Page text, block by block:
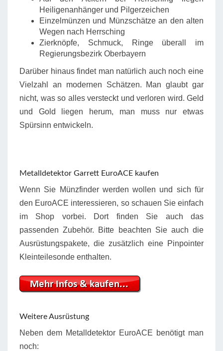
Heiligenanhänger und Pilgerzeichen
Einzelmünzen und Münzschätze an den alten
Wegen nach Herrsching
Zierknöpfe, Schmuck, Ringe überall im
Regierungsbezirk Oberbayern
Darüber hinaus findet man natürlich auch noch eine
Vielzahl an modernen Schätzen. Man glaubt gar
nicht, was so alles versteckt und verloren wird. Geld
und Gold liegen herum, man muss nur etwas
Spürsinn entwickeln.
Metalldetektor Garrett EuroACE kaufen
Wenn Sie Münzfinder werden wollen und sich für
den EuroACE interessieren, so schauen Sie einfach
im Shop vorbei. Dort finden Sie auch das
passenden Zubehör. Bitte beachten Sie auch die
Ausrüstungspakete, die zusätzlich eine Pinpointer
Kleinteilesonde enthalten.
Weitere Ausrüstung
Neben dem Metalldetektor EuroACE benötigt man
noch: